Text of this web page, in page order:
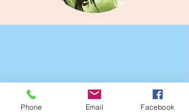
Phone Email Facebook